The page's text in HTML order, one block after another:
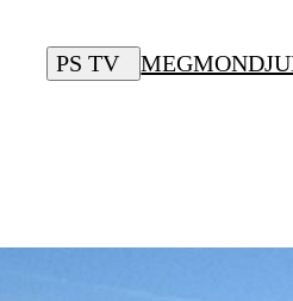
PS TV